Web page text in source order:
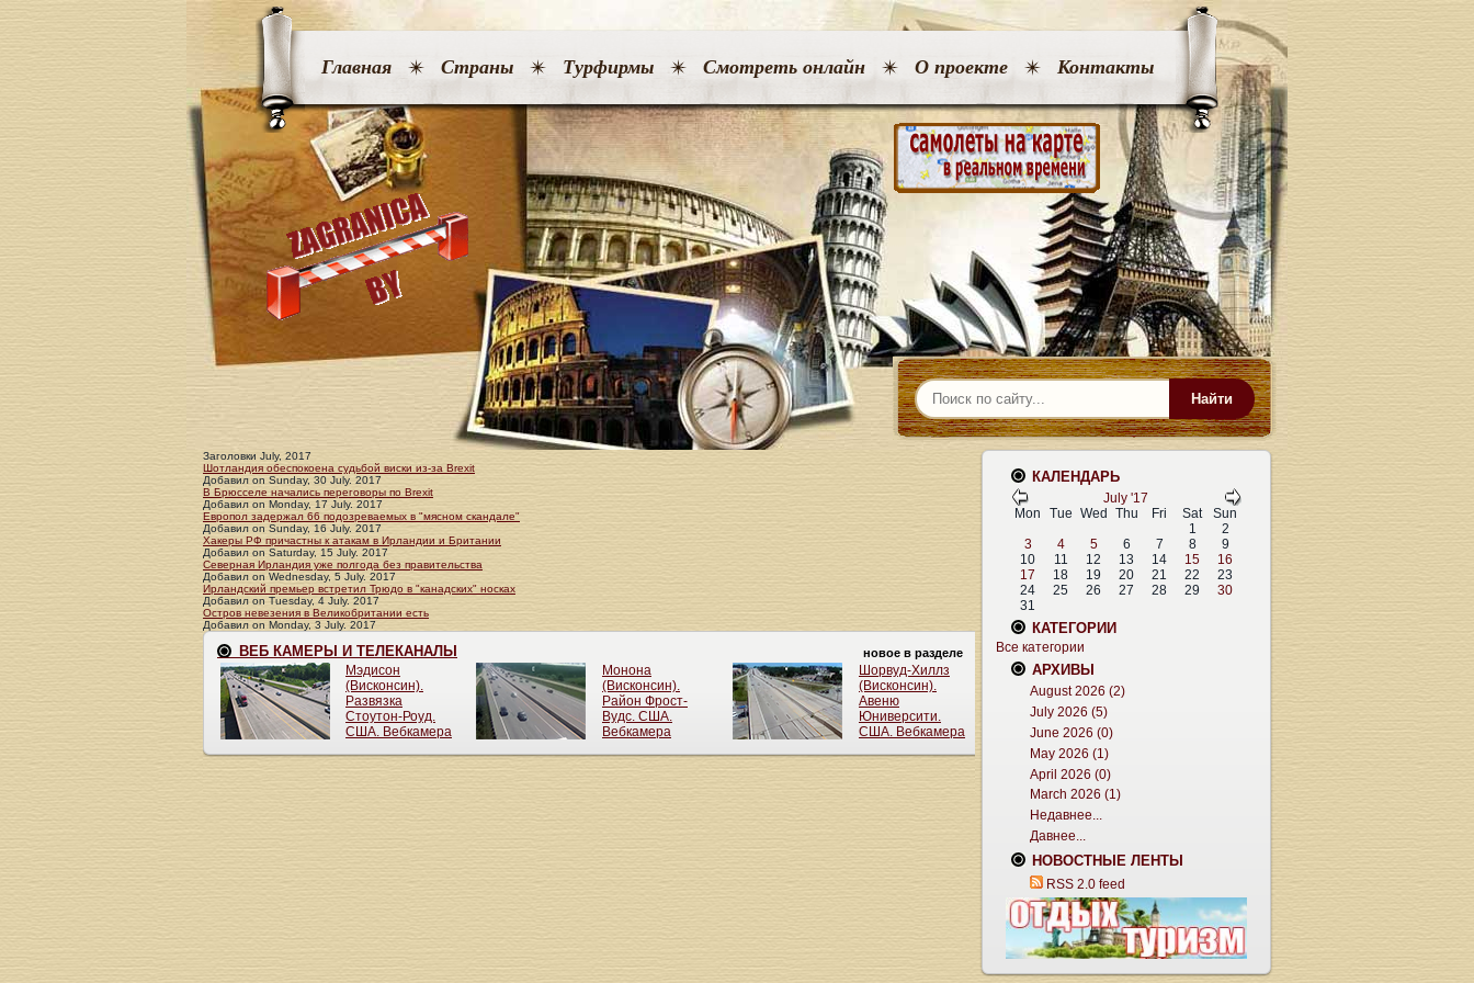
Главная Страны Турфирмы Смотреть онлайн О проекте Контакты
Найти
Заголовки July, 2017
Шотландия обеспокоена судьбой виски из-за Brexit
Добавил on Sunday, 30 July. 2017
В Брюсселе начались переговоры по Brexit
Добавил on Monday, 17 July. 2017
Европол задержал 66 подозреваемых в "мясном скандале"
Добавил on Sunday, 16 July. 2017
Хакеры РФ причастны к атакам в Ирландии и Британии
Добавил on Saturday, 15 July. 2017
Северная Ирландия уже полгода без правительства
Добавил on Wednesday, 5 July. 2017
Ирландский премьер встретил Трюдо в "канадских" носках
Добавил on Tuesday, 4 July. 2017
Остров невезения в Великобритании есть
Добавил on Monday, 3 July. 2017
КАЛЕНДАРЬ
July '17
Mon
Tue Wed Thu Fri Sat
Sun
1
2
3
4 5 6 7 8
9
10
11 12 13 14 15
16
17
18 19 20 21 22
23
24
25 26 27 28 29
30
31
КАТЕГОРИИ
Все категории
АРХИВЫ
August 2026 (2)
July 2026 (5)
June 2026 (0)
May 2026 (1)
April 2026 (0)
March 2026 (1)
Недавнее...
Давнее...
НОВОСТНЫЕ ЛЕНТЫ
RSS 2.0 feed